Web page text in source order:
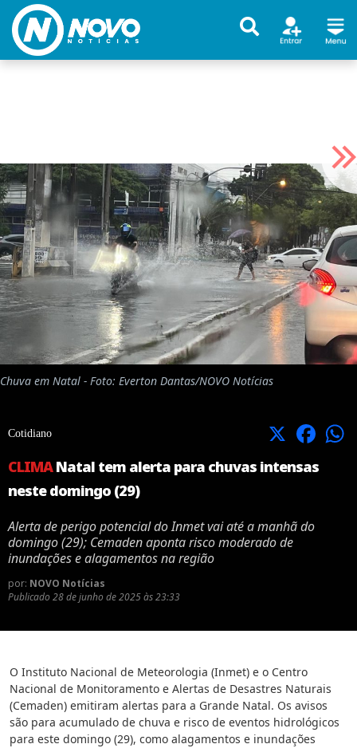
Chuva em Natal - Foto: Everton Dantas/NOVO Notícias
Cotidiano X Facebook
CLIMANatal tem alerta para chuvas intensas
neste domingo (29)
Alerta de perigo potencial do Inmet vai até a manhã do
domingo (29); Cemaden aponta risco moderado de
inundações e alagamentos na região
por: NOVO Notícias
Publicado 28 de junho de 2025 às 23:33
O Instituto Nacional de Meteorologia (Inmet) e o Centro
Nacional de Monitoramento e Alertas de Desastres Naturais
(Cemaden) emitiram alertas para a Grande Natal. Os avisos
são para acumulado de chuva e risco de eventos hidrológicos
para este domingo (29), como alagamentos e inundações